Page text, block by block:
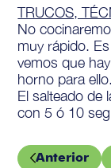
TRUCOS,
No
muy rápido.
vemos que
horno para ello.
El salteado de
con 5 ó 10
Anterior